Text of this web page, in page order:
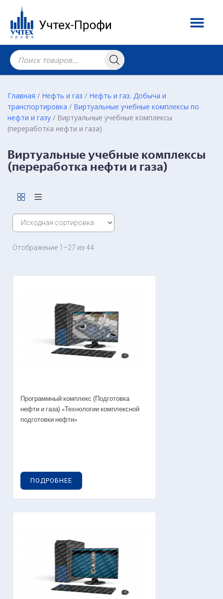
Главная / Нефть и газ / Нефть и газ. Добыча и
транспортировка / Виртуальные учебные комплексы по
нефти и газу / Виртуальные учебные комплексы
(переработка нефти и газа)
Виртуальные учебные комплексы
(переработка нефти и газа)
Отображение 1–27 из 44
Программный комплекс (Подготовка
нефти и газа) «Технологии комплексной
подготовки нефти»
ПОДРОБНЕЕ